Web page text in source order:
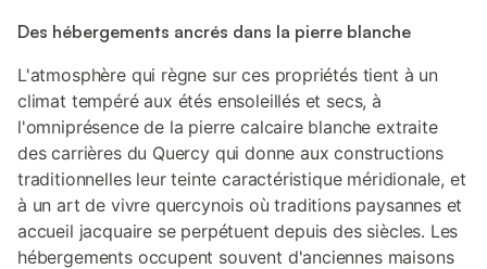
Des hébergements ancrés dans la pierre blanche
L'atmosphère qui règne sur ces propriétés tient à un
climat tempéré aux étés ensoleillés et secs, à
l'omniprésence de la pierre calcaire blanche extraite
des carrières du Quercy qui donne aux constructions
traditionnelles leur teinte caractéristique méridionale, et
à un art de vivre quercynois où traditions paysannes et
accueil jacquaire se perpétuent depuis des siècles. Les
hébergements occupent souvent d'anciennes maisons